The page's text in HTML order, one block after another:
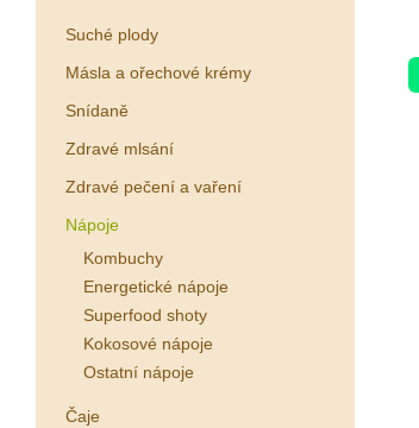
Suché plody
Másla a ořechové krémy
Snídaně
Zdravé mlsání
Zdravé pečení a vaření
Nápoje
Kombuchy
Energetické nápoje
Superfood shoty
Kokosové nápoje
Ostatní nápoje
Čaje